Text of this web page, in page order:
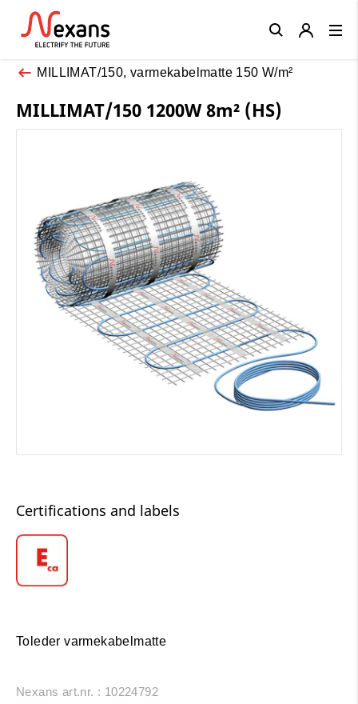
MILLIMAT/150, varmekabelmatte 150 W/m²
MILLIMAT/150 1200W 8m² (HS)
Certifications and labels
Toleder varmekabelmatte
Nexans art.nr. : 10224792
Close